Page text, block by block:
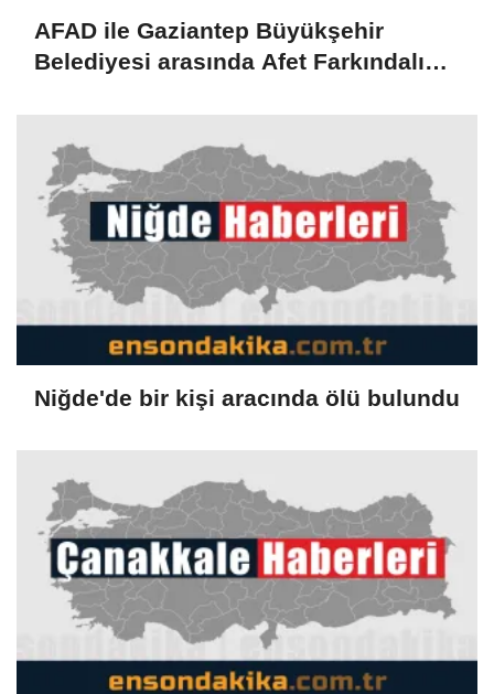
AFAD ile Gaziantep Büyükşehir
Belediyesi arasında Afet Farkındalık
protokolü
Niğde'de bir kişi aracında ölü bulundu